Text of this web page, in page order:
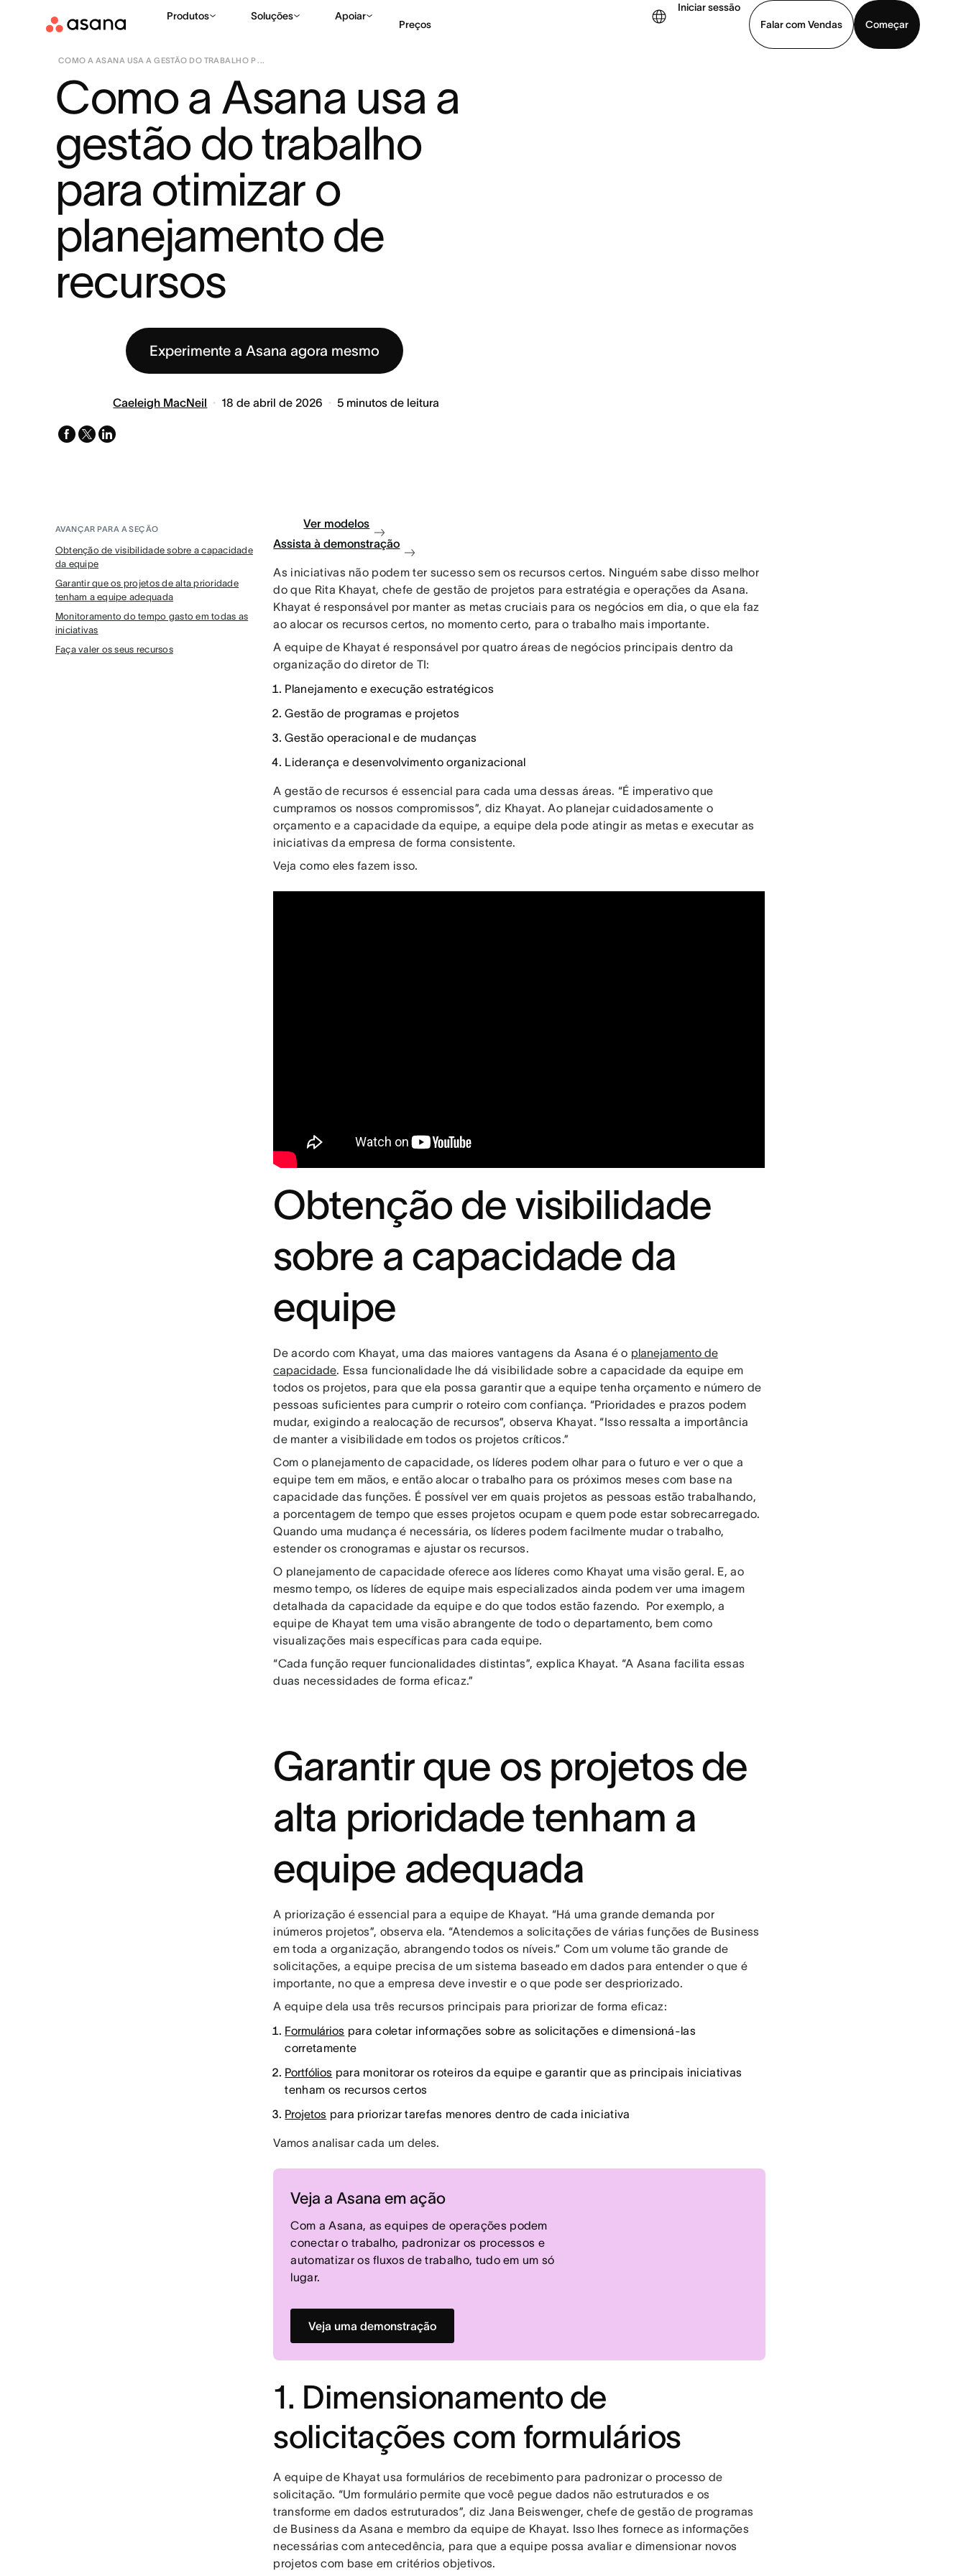
Produtos Soluções Apoiar
Preços
Iniciar sessão
Falar com Vendas
Começar
COMO A ASANA USA A GESTÃO DO TRABALHO P ...
Como a Asana usa a
gestão do trabalho
para otimizar o
planejamento de
recursos
Experimente a Asana agora mesmo
Caeleigh MacNeil 18 de abril de 2026 5 minutos de leitura
facebook
x-
linkedin
AVANÇAR PARA A SEÇÃO
Obtenção de visibilidade sobre a capacidade
da equipe
Garantir que os projetos de alta prioridade
tenham a equipe adequada
Monitoramento do tempo gasto em todas as
iniciativas
Faça valer os seus recursos
Ver modelos
Assista à demonstração
As iniciativas não podem ter sucesso sem os recursos certos. Ninguém sabe disso melhor
do que Rita Khayat, chefe de gestão de projetos para estratégia e operações da Asana.
Khayat é responsável por manter as metas cruciais para os negócios em dia, o que ela faz
ao alocar os recursos certos, no momento certo, para o trabalho mais importante.
A equipe de Khayat é responsável por quatro áreas de negócios principais dentro da
organização do diretor de TI:
Planejamento e execução estratégicos
Gestão de programas e projetos
Gestão operacional e de mudanças
Liderança e desenvolvimento organizacional
A gestão de recursos é essencial para cada uma dessas áreas. “É imperativo que
cumpramos os nossos compromissos”, diz Khayat. Ao planejar cuidadosamente o
orçamento e a capacidade da equipe, a equipe dela pode atingir as metas e executar as
iniciativas da empresa de forma consistente.
Veja como eles fazem isso.
Obtenção de visibilidade
sobre a capacidade da
equipe
De acordo com Khayat, uma das maiores vantagens da Asana é o planejamento de
capacidade. Essa funcionalidade lhe dá visibilidade sobre a capacidade da equipe em
todos os projetos, para que ela possa garantir que a equipe tenha orçamento e número de
pessoas suficientes para cumprir o roteiro com confiança. “Prioridades e prazos podem
mudar, exigindo a realocação de recursos”, observa Khayat. “Isso ressalta a importância
de manter a visibilidade em todos os projetos críticos.”
Com o planejamento de capacidade, os líderes podem olhar para o futuro e ver o que a
equipe tem em mãos, e então alocar o trabalho para os próximos meses com base na
capacidade das funções. É possível ver em quais projetos as pessoas estão trabalhando,
a porcentagem de tempo que esses projetos ocupam e quem pode estar sobrecarregado.
Quando uma mudança é necessária, os líderes podem facilmente mudar o trabalho,
estender os cronogramas e ajustar os recursos.
O planejamento de capacidade oferece aos líderes como Khayat uma visão geral. E, ao
mesmo tempo, os líderes de equipe mais especializados ainda podem ver uma imagem
detalhada da capacidade da equipe e do que todos estão fazendo. Por exemplo, a
equipe de Khayat tem uma visão abrangente de todo o departamento, bem como
visualizações mais específicas para cada equipe.
“Cada função requer funcionalidades distintas”, explica Khayat. “A Asana facilita essas
duas necessidades de forma eficaz.”
Garantir que os projetos de
alta prioridade tenham a
equipe adequada
A priorização é essencial para a equipe de Khayat. “Há uma grande demanda por
inúmeros projetos”, observa ela. “Atendemos a solicitações de várias funções de Business
em toda a organização, abrangendo todos os níveis.” Com um volume tão grande de
solicitações, a equipe precisa de um sistema baseado em dados para entender o que é
importante, no que a empresa deve investir e o que pode ser despriorizado.
A equipe dela usa três recursos principais para priorizar de forma eficaz:
Formulários para coletar informações sobre as solicitações e dimensioná-las
corretamente
Portfólios para monitorar os roteiros da equipe e garantir que as principais iniciativas
tenham os recursos certos
Projetos para priorizar tarefas menores dentro de cada iniciativa
Vamos analisar cada um deles.
Veja a Asana em ação
Com a Asana, as equipes de operações podem
conectar o trabalho, padronizar os processos e
automatizar os fluxos de trabalho, tudo em um só
lugar.
Veja uma demonstração
1. Dimensionamento de
solicitações com formulários
A equipe de Khayat usa formulários de recebimento para padronizar o processo de
solicitação. “Um formulário permite que você pegue dados não estruturados e os
transforme em dados estruturados”, diz Jana Beiswenger, chefe de gestão de programas
de Business da Asana e membro da equipe de Khayat. Isso lhes fornece as informações
necessárias com antecedência, para que a equipe possa avaliar e dimensionar novos
projetos com base em critérios objetivos.